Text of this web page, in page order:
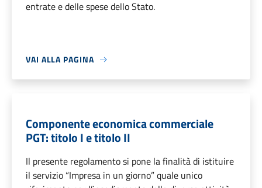
entrate e delle spese dello Stato.
VAI ALLA PAGINA
Componente economica commerciale
PGT: titolo I e titolo II
Il presente regolamento si pone la finalità di istituire
il servizio “Impresa in un giorno” quale unico